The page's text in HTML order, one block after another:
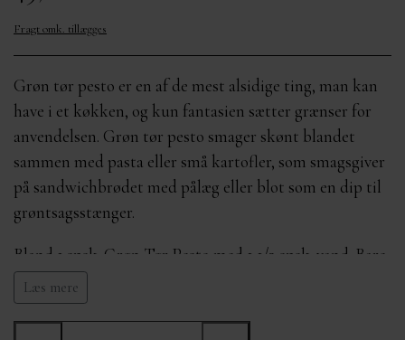
KONTAKT
Fragt omk. tillægges
Grøn tør pesto er en af de mest alsidige ting, man kan
have i et køkken, og kun fantasien sætter grænser for
anvendelsen. Grøn tør pesto smager skønt blandet
sammen med pasta eller små kartofler, som smagsgiver
på sandwichbrødet med pålæg eller blot som en dip til
grøntsagsstænger.
Bland 1 spsk. Grøn Tør Pesto med 1 1/2 spsk. vand. Bare
så det er fugtig og tilsæt derefter 2-4 spsk. olie.
Læs mere